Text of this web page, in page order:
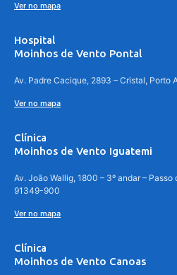
Ver no mapa
Hospital
Moinhos de Vento Pontal
Av. Padre Cacique, 2893 – Cristal, Porto
Ver no mapa
Clínica
Moinhos de Vento Iguatemi
Av. João Wallig, 1800 – 3º andar – Passo
91349-900
Ver no mapa
Clínica
Moinhos de Vento Canoas